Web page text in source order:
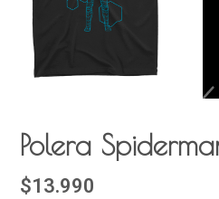
Polera
$13.990